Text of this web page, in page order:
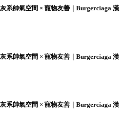
系帥氣空間 × 寵物友善｜Burgerciaga 漢
系帥氣空間 × 寵物友善｜Burgerciaga 漢
系帥氣空間 × 寵物友善｜Burgerciaga 漢